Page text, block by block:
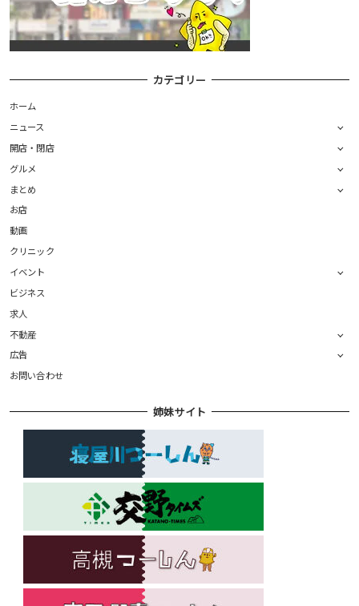
カテゴリー
ホーム
ニュース
開店・閉店
グルメ
まとめ
お店
動画
クリニック
イベント
ビジネス
求人
不動産
広告
お問い合わせ
姉妹サイト